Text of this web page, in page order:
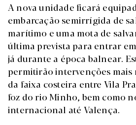
A nova unidade ficará
embarcação semirrígida de
marítimo e uma mota de
última prevista para entrar
já durante a época balnear.
permitirão intervenções mais
da faixa costeira entre Vila
foz do rio Minho, bem como
internacional até Valença.